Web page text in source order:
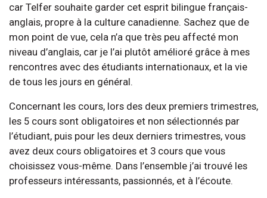
car Telfer souhaite garder cet esprit bilingue français-
anglais, propre à la culture canadienne. Sachez que de
mon point de vue, cela n’a que très peu affecté mon
niveau d’anglais, car je l’ai plutôt amélioré grâce à mes
rencontres avec des étudiants internationaux, et la vie
de tous les jours en général.
Concernant les cours, lors des deux premiers trimestres,
les 5 cours sont obligatoires et non sélectionnés par
l’étudiant, puis pour les deux derniers trimestres, vous
avez deux cours obligatoires et 3 cours que vous
choisissez vous-même. Dans l’ensemble j’ai trouvé les
professeurs intéressants, passionnés, et à l’écoute.